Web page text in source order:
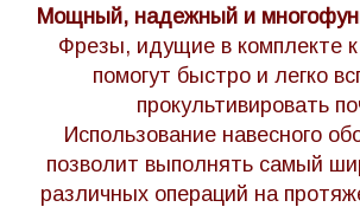
Мощный, надежный и
Фрезы, идущие в комплекте
помогут быстро и легко
прокультивировать
Использование навесного
позволит выполнять самый
различных операций на